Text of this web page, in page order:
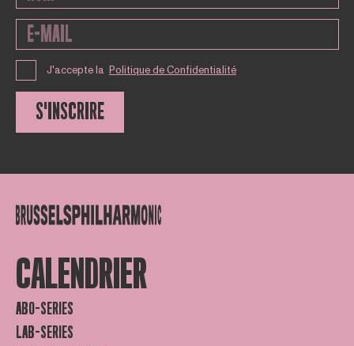
J'accepte la Politique de Confidentialité
S'INSCRIRE
CALENDRIER
ABO-SERIES
LAB-SERIES